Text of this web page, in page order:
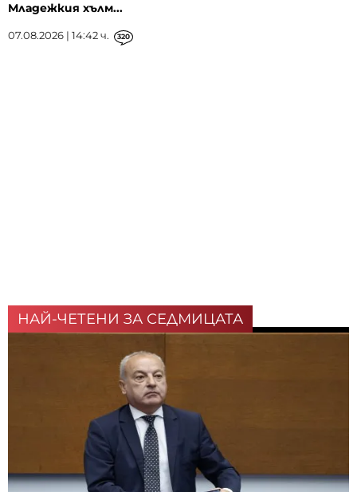
Младежкия хълм...
07.08.2026 | 14:42 ч. 320
НАЙ-ЧЕТЕНИ ЗА СЕДМИЦАТА